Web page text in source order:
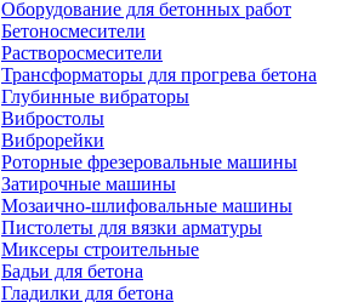
Оборудование для бетонных работ
Бетоносмесители
Растворосмесители
Трансформаторы для прогрева бетона
Глубинные вибраторы
Вибростолы
Виброрейки
Роторные фрезеровальные машины
Затирочные машины
Мозаично-шлифовальные машины
Пистолеты для вязки арматуры
Миксеры строительные
Бадьи для бетона
Гладилки для бетона